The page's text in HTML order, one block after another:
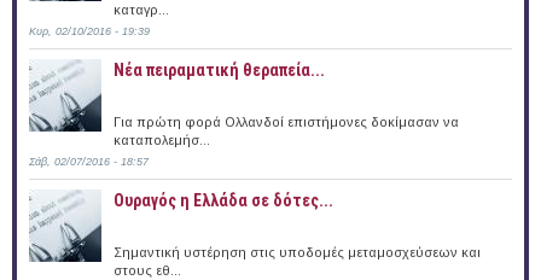
καταγρ...
Κυρ, 02/10/2016 - 19:39
Νέα πειραματική θεραπεία...
Για πρώτη φορά Ολλανδοί επιστήμονες δοκίμασαν να
καταπολεμήσ...
Σάβ, 02/07/2016 - 18:57
Ουραγός η Ελλάδα σε δότες...
Σημαντική υστέρηση στις υποδομές μεταμοσχεύσεων και
στους εθ...